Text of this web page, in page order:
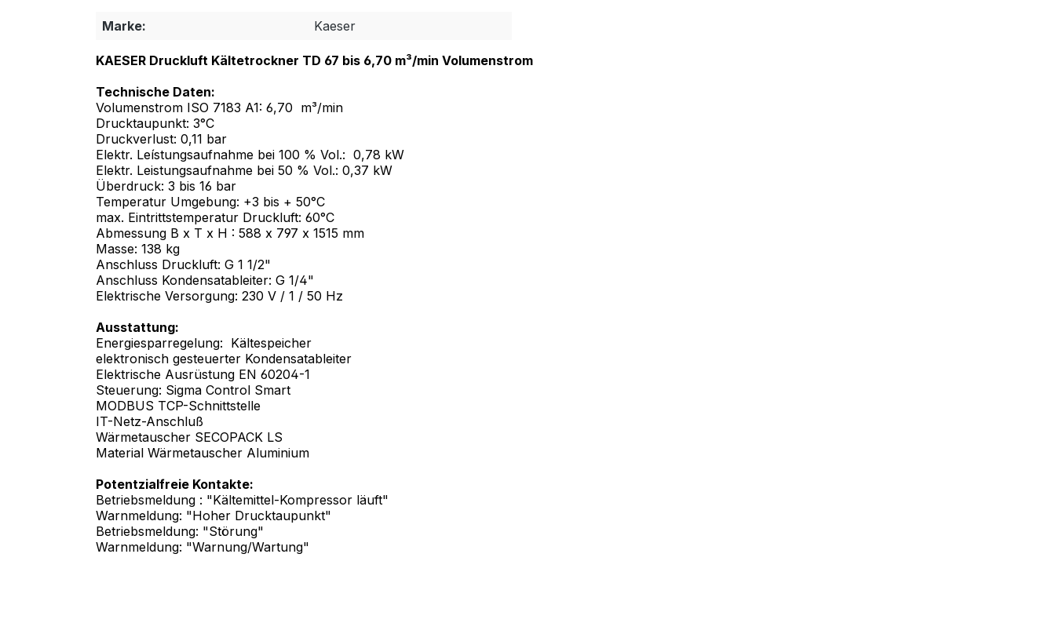
Marke: Kaeser
KAESER Druckluft Kältetrockner TD 67 bis 6,70 m³/min Volumenstrom
Technische Daten:
Volumenstrom ISO 7183 A1: 6,70 m³/min
Drucktaupunkt: 3°C
Druckverlust: 0,11 bar
Elektr. Leístungsaufnahme bei 100 % Vol.: 0,78 kW
Elektr. Leistungsaufnahme bei 50 % Vol.: 0,37 kW
Überdruck: 3 bis 16 bar
Temperatur Umgebung: +3 bis + 50°C
max. Eintrittstemperatur Druckluft: 60°C
Abmessung B x T x H : 588 x 797 x 1515 mm
Masse: 138 kg
Anschluss Druckluft: G 1 1/2"
Anschluss Kondensatableiter: G 1/4"
Elektrische Versorgung: 230 V / 1 / 50 Hz
Ausstattung:
Energiesparregelung: Kältespeicher
elektronisch gesteuerter Kondensatableiter
Elektrische Ausrüstung EN 60204-1
Steuerung: Sigma Control Smart
MODBUS TCP-Schnittstelle
IT-Netz-Anschluß
Wärmetauscher SECOPACK LS
Material Wärmetauscher Aluminium
Potentzialfreie Kontakte:
Betriebsmeldung : "Kältemittel-Kompressor läuft"
Warnmeldung: "Hoher Drucktaupunkt"
Betriebsmeldung: "Störung"
Warnmeldung: "Warnung/Wartung"